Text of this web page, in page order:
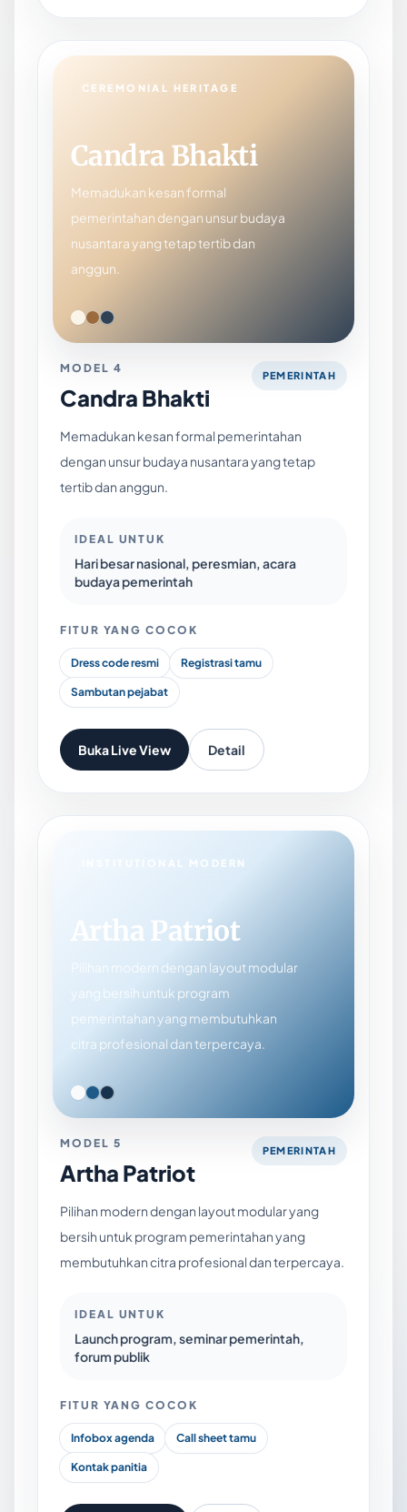
CEREMONIAL HERITAGE
Candra Bhakti
Memadukan kesan formal
pemerintahan dengan unsur budaya
nusantara yang tetap tertib dan
anggun.
MODEL 4
Candra Bhakti
PEMERINTAH
Memadukan kesan formal pemerintahan
dengan unsur budaya nusantara yang tetap
tertib dan anggun.
IDEAL UNTUK
Hari besar nasional, peresmian, acara
budaya pemerintah
FITUR YANG COCOK
Dress code resmi Registrasi tamu
Sambutan pejabat
Buka Live View Detail
INSTITUTIONAL MODERN
Artha Patriot
Pilihan modern dengan layout modular
yang bersih untuk program
pemerintahan yang membutuhkan
citra profesional dan terpercaya.
MODEL 5
Artha Patriot
PEMERINTAH
Pilihan modern dengan layout modular yang
bersih untuk program pemerintahan yang
membutuhkan citra profesional dan terpercaya.
IDEAL UNTUK
Launch program, seminar pemerintah,
forum publik
FITUR YANG COCOK
Infobox agenda Call sheet tamu
Kontak panitia